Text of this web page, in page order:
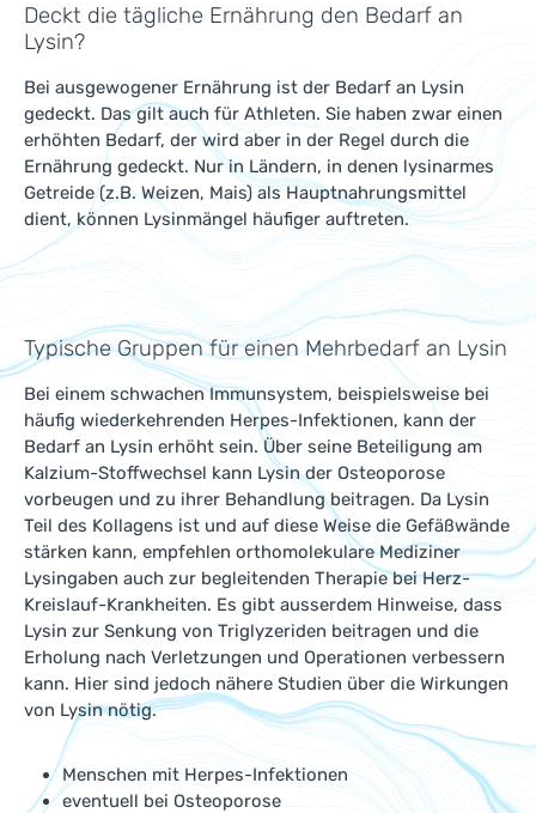
Deckt die tägliche Ernährung den Bedarf an
Lysin?
Bei ausgewogener Ernährung ist der Bedarf an Lysin
gedeckt. Das gilt auch für Athleten. Sie haben zwar einen
erhöhten Bedarf, der wird aber in der Regel durch die
Ernährung gedeckt. Nur in Ländern, in denen lysinarmes
Getreide (z.B. Weizen, Mais) als Hauptnahrungsmittel
dient, können Lysinmängel häufiger auftreten.
Typische Gruppen für einen Mehrbedarf an Lysin
Bei einem schwachen Immunsystem, beispielsweise bei
häufig wiederkehrenden Herpes-Infektionen, kann der
Bedarf an Lysin erhöht sein. Über seine Beteiligung am
Kalzium-Stoffwechsel kann Lysin der Osteoporose
vorbeugen und zu ihrer Behandlung beitragen. Da Lysin
Teil des Kollagens ist und auf diese Weise die Gefäßwände
stärken kann, empfehlen orthomolekulare Mediziner
Lysingaben auch zur begleitenden Therapie bei Herz-
Kreislauf-Krankheiten. Es gibt ausserdem Hinweise, dass
Lysin zur Senkung von Triglyzeriden beitragen und die
Erholung nach Verletzungen und Operationen verbessern
kann. Hier sind jedoch nähere Studien über die Wirkungen
von Lysin nötig.
Menschen mit Herpes-Infektionen
eventuell bei Osteoporose